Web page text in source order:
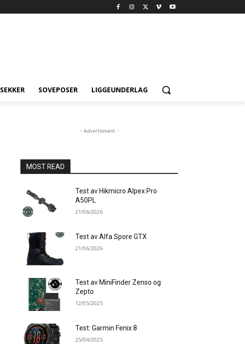
SEKKER SOVEPOSER LIGGEUNDERLAG
- Advertisment -
MOST READ
Test av Hikmicro Alpex Pro
A50PL
21/06/2026
Test av Alfa Spore GTX
21/06/2026
Test av MiniFinder Zenso og
Zepto
12/05/2025
Test: Garmin Fenix 8
25/04/2025